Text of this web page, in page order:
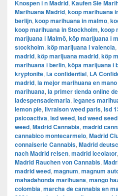
Knospen i n Madrid, Kaufen Sie
Marihuana Madrid, koop marihuana
berlijn, koop marihuana in malmo,
koop marihuana in Stockholm, ​​koop
marijuana i Malmö, köp marijuana i
stockholm, ​​köp marijuana i valencia,
madrid, köp marijuana madrid, köp
marihuana i berlin, köpa marijuana i
kryptonite, l.a confidential, LA
madrid, la mejor marihuana en
marihuana, la primer tienda online
ladespensademaria, leganes
lemon pie, livraison weed paris, lsd
psicoactiva, lsd weed, lsd weed seed
weed, Madrid Cannabis, madrid
cannabico montecarmelo, Madrid
connaiserie Cannabis, Madrid
nach Madrid reisen, madrid iceolator,
Madrid Rauchen von Cannabis,
madrid weed, magnum, magnum
mahadahonda marihuana, mango
colombia, marcha de cannabis en